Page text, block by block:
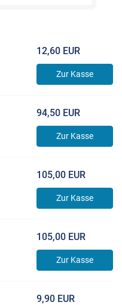
12,60 EUR
Zur Kasse
94,50 EUR
Zur Kasse
105,00 EUR
Zur Kasse
105,00 EUR
Zur Kasse
9,90 EUR